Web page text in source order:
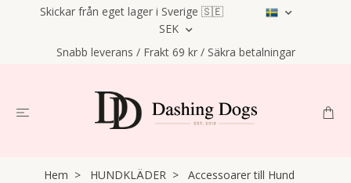
Skickar från eget lager i Sverige 🇸🇪
SEK
Snabb leverans / Frakt 69 kr / Säkra betalningar
Hem HUNDKLÄDER
Accessoarer till Hund